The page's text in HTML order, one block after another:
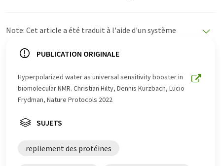
Note: Cet article a été traduit à l'aide d'un système
propose ces traductions automatiques pour présenter
été traduit avec traduction automatique, il est possible
qu'il contienne des erreurs de vocabulaire, de syntaxe ou
de grammaire. L'article original dans Anglais peut être
PUBLICATION ORIGINALE
Hyperpolarized water as universal sensitivity booster in
biomolecular NMR. Christian Hilty, Dennis Kurzbach, Lucio
Frydman, Nature Protocols 2022
SUJETS
repliement des protéines